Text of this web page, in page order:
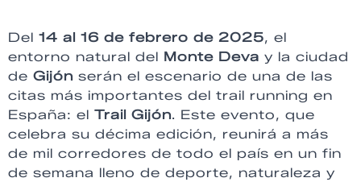
Del 14 al 16 de febrero de 2025, el
entorno natural del Monte Deva y la ciudad
de Gijón serán el escenario de una de las
citas más importantes del trail running en
España: el Trail Gijón. Este evento, que
celebra su décima edición, reunirá a más
de mil corredores de todo el país en un fin
de semana lleno de deporte, naturaleza y